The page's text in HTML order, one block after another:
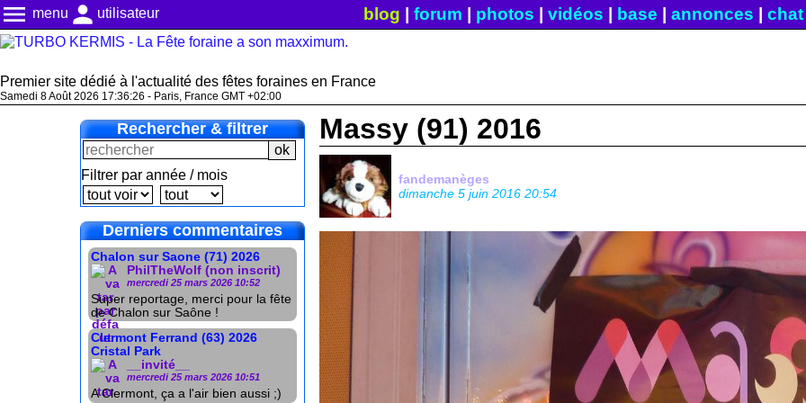
menu menu person utilisateur blog forum photos vidéos base annonces chat|
Premier site dédié à l'actualité des fêtes foraines en France
Samedi 8 Août 2026 17:36:29 - Paris, France GMT +02:00
Rechercher & filtrer
Filtrer par année / mois
Derniers commentaires
Chalon sur Saone (71) 2026
PhilTheWolf (non inscrit)
mercredi 25 mars 2026 10:52
Super reportage, merci pour la fête
de Chalon sur Saône !
Clermont Ferrand (63) 2026
Cristal Park
__invité__
mercredi 25 mars 2026 10:51
A Clermont, ça a l'air bien aussi ;)
Massy (91) 2016
fandemanèges
dimanche 5 juin 2016 20:54